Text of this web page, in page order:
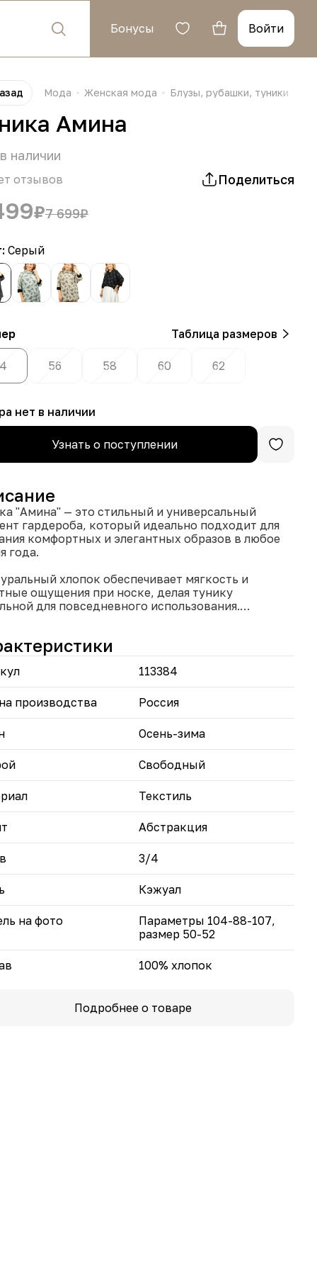
Бонусы Войти
Мода Женская мода Блузы, рубашки, туники
Амина
наличии
отзывов Поделиться
₽7 699₽
Серый
Таблица размеров
56 58 60 62
нет в наличии
Узнать о поступлении
"Амина" — это стильный и универсальный
гардероба, который идеально подходит для
комфортных и элегантных образов в любое
года.
хлопок обеспечивает мягкость и
ощущения при носке, делая тунику
для повседневного использования.
образы для любого повода.
и современный дизайн делает тунику
отличным выбором для женщин, которые
"Амина" — это отличный способ добавить в
комфорт и элегантность.
113384
производства Россия
Осень-зима
Свободный
Текстиль
Абстракция
3/4
Кэжуал
на фото
Параметры 104-88-107,
размер 50-52
100% хлопок
Подробнее о товаре